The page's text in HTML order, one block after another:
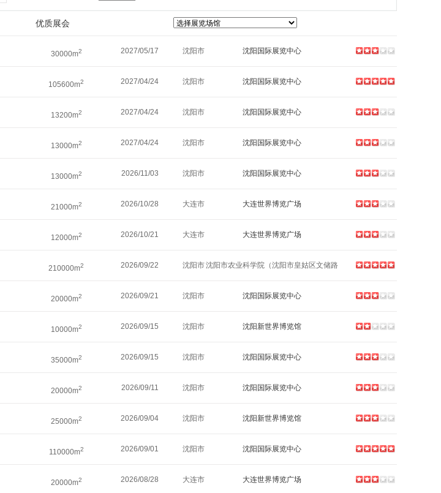
优质展会
30000m2 2027/05/17 沈阳市 沈阳国际展览中心
105600m2 2027/04/24 沈阳市 沈阳国际展览中心
13200m2 2027/04/24 沈阳市 沈阳国际展览中心
13000m2 2027/04/24 沈阳市 沈阳国际展览中心
13000m2 2026/11/03 沈阳市 沈阳国际展览中心
21000m2 2026/10/28 大连市 大连世界博览广场
12000m2 2026/10/21 大连市 大连世界博览广场
210000m2 2026/09/22 沈阳市沈阳市农业科学院（沈阳市皇姑区文储路
108号）
20000m2 2026/09/21 沈阳市 沈阳国际展览中心
10000m2 2026/09/15 沈阳市 沈阳新世界博览馆
35000m2 2026/09/15 沈阳市 沈阳国际展览中心
20000m2 2026/09/11 沈阳市 沈阳国际展览中心
25000m2 2026/09/04 沈阳市 沈阳新世界博览馆
110000m2 2026/09/01 沈阳市 沈阳国际展览中心
20000m2 2026/08/28 大连市 大连世界博览广场